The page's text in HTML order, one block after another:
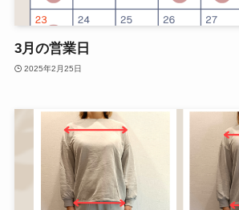
3月の営業日
2025年2月25日